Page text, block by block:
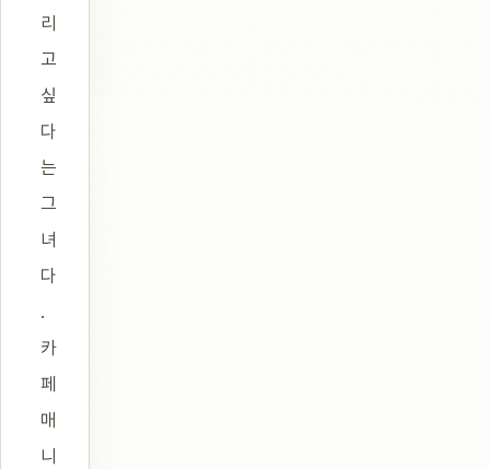
리
고
싶
다
는
그
녀
다
.
카
페
매
니